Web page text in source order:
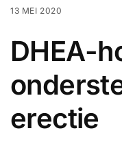
13 MEI 2020
DHEA-
erectie